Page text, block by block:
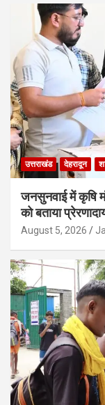
उत्तराखंड देहरादून
जनसुनवाई में कृषि
को बताया
August 5, 2026